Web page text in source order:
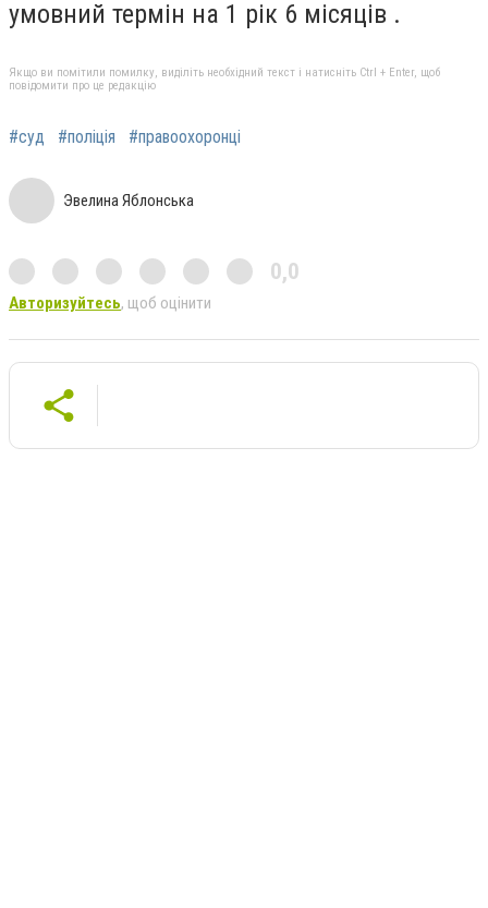
умовний термін на 1 рік 6 місяців .
Якщо ви помітили помилку, виділіть необхідний текст і натисніть Ctrl + Enter, щоб
повідомити про це редакцію
#суд #поліція #правоохоронці
Эвелина Яблонська
0,0
Авторизуйтесь, щоб оцінити